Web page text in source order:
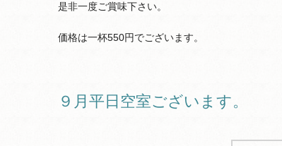
是非一度ご賞味下さい。
価格は一杯550円でございます。
９月平日空室ございます。